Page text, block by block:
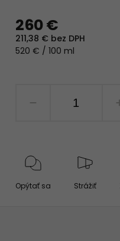
260 €
211,38 € bez DPH
520 € / 100 ml
Opýtať sa Strážiť